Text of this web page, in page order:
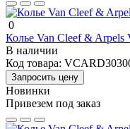
0
Колье Van Cleef & Arpels
В наличии
Код товара:
Запросить цену
Новинки
Привезем под заказ